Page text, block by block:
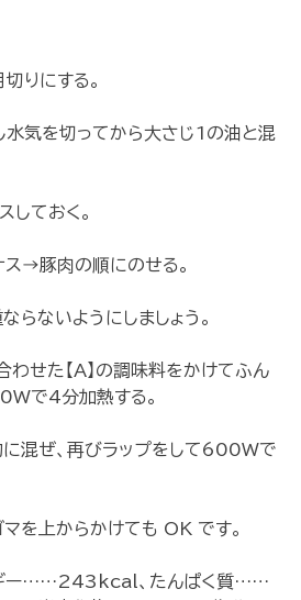
りにする。
気を切ってから大さじ1の油と混
しておく。
→豚肉の順にのせる。
らないようにしましょう。
わせた【A】の調味料をかけてふん
で4分加熱する。
混ぜ、再びラップをして600Wで
を上からかけても OK です。
ギー……243kcal、たんぱく質……